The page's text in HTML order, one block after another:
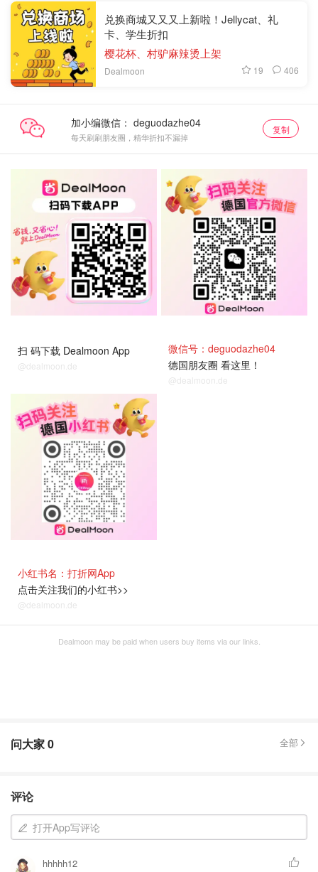
兑换商城又又又上新啦！Jellycat、礼
卡、学生折扣
樱花杯、村驴麻辣烫上架
Dealmoon 19 406
加小编微信：
每天刷刷朋友圈，精华折扣不漏掉
复制
扫 码下载 Dealmoon App
@dealmoon.de
微信号：deguodazhe04
德国朋友圈 看这里！
@dealmoon.de
小红书名：打折网App
点击关注我们的小红书>>
@dealmoon.de
Dealmoon may be paid when users buy items via our links.
问大家0 全部
评论
打开App写评论
hhhhh12